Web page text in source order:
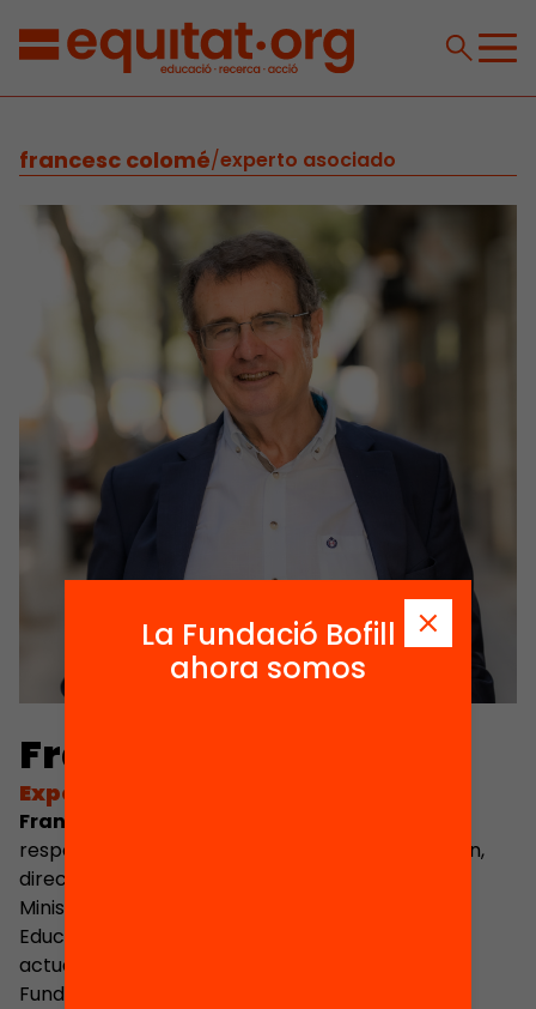
francesc colomé/experto asociado
Francesc Colomé
Experto asociado
Francesc Colomé
responsabilidades, las de inspector de educación,
director general de Formación Profesional del
Ministerio de Educación y secretario de Políticas
Educativas del Departamento de Educación, y
actualmente es miembro de la ejecutiva de la
Fundació Catalunya Europa.
La Fundació Bofill
ahora somos